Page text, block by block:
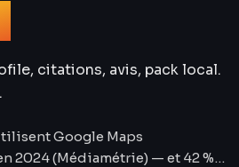
citations, avis, pack local.
Google Maps
2024 (Médiamétrie) — et 42 %